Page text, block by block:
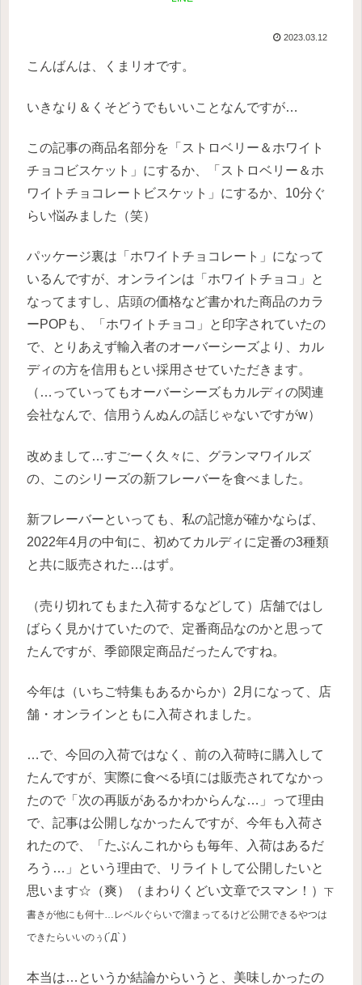
2023.03.12
こんばんは、くまリオです。
いきなり＆くそどうでもいいことなんですが…
この記事の商品名部分を「ストロベリー＆ホワイト
チョコビスケット」にするか、「ストロベリー＆ホ
ワイトチョコレートビスケット」にするか、10分ぐ
らい悩みました（笑）
パッケージ裏は「ホワイトチョコレート」になって
いるんですが、オンラインは「ホワイトチョコ」と
なってますし、店頭の価格など書かれた商品のカラ
ーPOPも、「ホワイトチョコ」と印字されていたの
で、とりあえず輸入者のオーバーシーズより、カル
ディの方を信用もとい採用させていただきます。
（…っていってもオーバーシーズもカルディの関連
会社なんで、信用うんぬんの話じゃないですがw）
改めまして…すごーく久々に、グランマワイルズ
の、このシリーズの新フレーバーを食べました。
新フレーバーといっても、私の記憶が確かならば、
2022年4月の中旬に、初めてカルディに定番の3種類
と共に販売された…はず。
（売り切れてもまた入荷するなどして）店舗ではし
ばらく見かけていたので、定番商品なのかと思って
たんですが、季節限定商品だったんですね。
今年は（いちご特集もあるからか）2月になって、店
舗・オンラインともに入荷されました。
…で、今回の入荷ではなく、前の入荷時に購入して
たんですが、実際に食べる頃には販売されてなかっ
たので「次の再販があるかわからんな…」って理由
で、記事は公開しなかったんですが、今年も入荷さ
れたので、「たぶんこれからも毎年、入荷はあるだ
ろう…」という理由で、リライトして公開したいと
思います☆（爽）（まわりくどい文章でスマン！）
下
書きが他に も何十…レベルぐらいで溜まってるけど公開できるやつは
できたらいいのぅ(´Д` )
本当は…というか結論からいうと、美味しかったの